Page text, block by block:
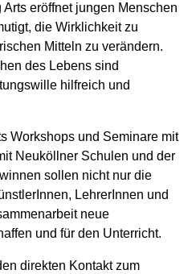
eröffnet jungen Menschen
die Wirklichkeit zu
Mitteln zu verändern.
des Lebens sind
hilfreich und
Workshops und Seminare mit
Neuköllner Schulen und der
sollen nicht nur die
LehrerInnen und
neue
und für den Unterricht.
direkten Kontakt zum